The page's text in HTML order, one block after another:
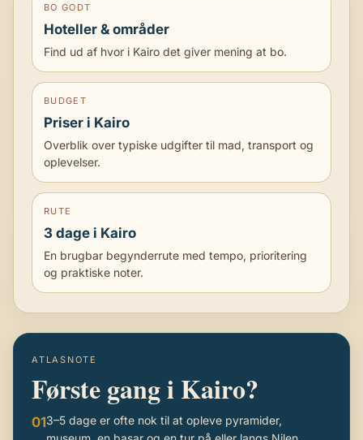
I
L
O
S
P
A
E
R
BO GODT
Hoteller & områder
Find ud af hvor i Kairo det giver mening at bo.
BUDGET
Priser i Kairo
Overblik over typiske udgifter til mad, transport og
oplevelser.
RUTE
3 dage i Kairo
En brugbar begynderrute med tempo, prioritering
og praktiske noter.
ATLASNOTE
Første gang i Kairo?
013–5 dage er ofte nok til at opleve pyramider,